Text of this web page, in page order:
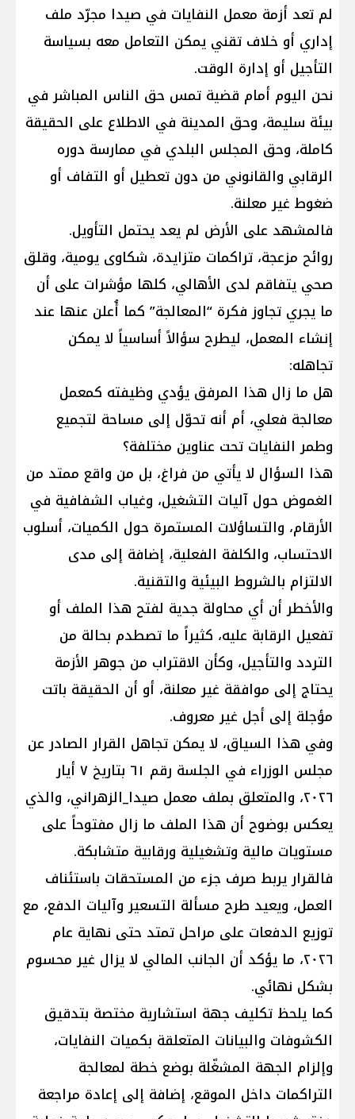
لم تعد أزمة معمل النفايات في صيدا مجرّد ملف
إداري أو خلاف تقني يمكن التعامل معه بسياسة
التأجيل أو إدارة الوقت.
نحن اليوم أمام قضية تمس حق الناس المباشر في
بيئة سليمة، وحق المدينة في الاطلاع على الحقيقة
كاملة، وحق المجلس البلدي في ممارسة دوره
الرقابي والقانوني من دون تعطيل أو التفاف أو
ضغوط غير معلنة.
فالمشهد على الأرض لم يعد يحتمل التأويل.
روائح مزعجة، تراكمات متزايدة، شكاوى يومية، وقلق
صحي يتفاقم لدى الأهالي، كلها مؤشرات على أن
ما يجري تجاوز فكرة “المعالجة” كما أُعلن عنها عند
إنشاء المعمل، ليطرح سؤالاً أساسياً لا يمكن
تجاهله:
هل ما زال هذا المرفق يؤدي وظيفته كمعمل
معالجة فعلي، أم أنه تحوّل إلى مساحة لتجميع
وطمر النفايات تحت عناوين مختلفة؟
هذا السؤال لا يأتي من فراغ، بل من واقع ممتد من
الغموض حول آليات التشغيل، وغياب الشفافية في
الأرقام، والتساؤلات المستمرة حول الكميات، أسلوب
الاحتساب، والكلفة الفعلية، إضافة إلى مدى
الالتزام بالشروط البيئية والتقنية.
والأخطر أن أي محاولة جدية لفتح هذا الملف أو
تفعيل الرقابة عليه، كثيراً ما تصطدم بحالة من
التردد والتأجيل، وكأن الاقتراب من جوهر الأزمة
يحتاج إلى موافقة غير معلنة، أو أن الحقيقة باتت
مؤجلة إلى أجل غير معروف.
وفي هذا السياق، لا يمكن تجاهل القرار الصادر عن
مجلس الوزراء في الجلسة رقم ٦١ بتاريخ ٧ أيار
٢٠٢٦، والمتعلق بملف معمل صيدا_الزهراني، والذي
يعكس بوضوح أن هذا الملف ما زال مفتوحاً على
مستويات مالية وتشغيلية ورقابية متشابكة.
فالقرار يربط صرف جزء من المستحقات باستئناف
العمل، ويعيد طرح مسألة التسعير وآليات الدفع، مع
توزيع الدفعات على مراحل تمتد حتى نهاية عام
٢٠٢٦، ما يؤكد أن الجانب المالي لا يزال غير محسوم
بشكل نهائي.
كما يلحظ تكليف جهة استشارية مختصة بتدقيق
الكشوفات والبيانات المتعلقة بكميات النفايات،
وإلزام الجهة المشغّلة بوضع خطة لمعالجة
التراكمات داخل الموقع، إضافة إلى إعادة مراجعة